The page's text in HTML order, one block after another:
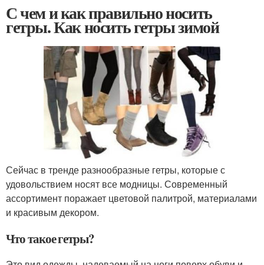
С чем и как правильно носить
гетры. Как носить гетры зимой
Сейчас в тренде разнообразные гетры, которые с
удовольствием носят все модницы. Современный
ассортимент поражает цветовой палитрой, материалами
и красивым декором.
Что такое гетры?